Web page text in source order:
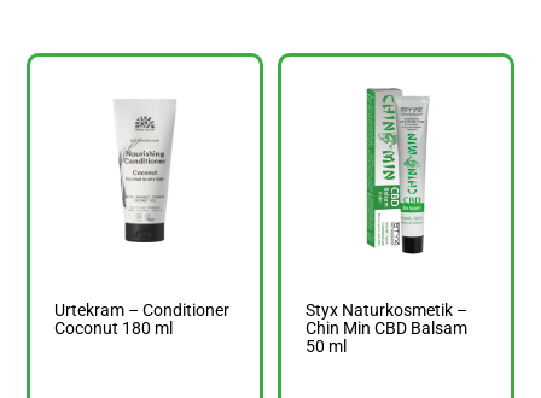
Urtekram – Conditioner
Coconut 180 ml
Styx Naturkosmetik –
Chin Min CBD Balsam
50 ml